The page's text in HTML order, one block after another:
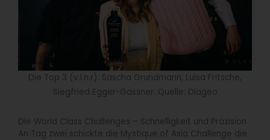
Die Top 3 (v.l.n.r): Sascha Grundmann, Luisa Fritsche,
Siegfried Egger-Gassner. Quelle: Diageo
Die World Class Challenges – Schnelligkeit und Präzision
An Tag zwei schickte die Mystique of Asia Challenge die